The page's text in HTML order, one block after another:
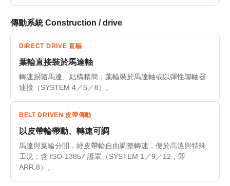
傳動系統 Construction / drive
DIRECT DRIVE 直驅
葉輪直接裝於馬達軸
轉速跟隨馬達、結構精簡；葉輪裝於馬達軸或以彈性聯軸器
連接（SYSTEM 4／5／8）。
BELT DRIVEN 皮帶傳動
以皮帶輪帶動、轉速可調
馬達與葉輪分開，經皮帶輪自由調整轉速，便於高溫與特殊
工況；含 ISO-13857 護罩（SYSTEM 1／9／12，即
ARR.8）。